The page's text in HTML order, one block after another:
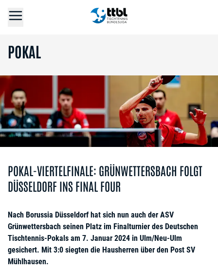
POKAL
POKAL-VIERTELFINALE: GRÜNWETTERSBACH FOLGT
DÜSSELDORF INS FINAL FOUR
Nach Borussia Düsseldorf hat sich nun auch der ASV
Grünwettersbach seinen Platz im Finalturnier des Deutschen
Tischtennis-Pokals am 7. Januar 2024 in Ulm/Neu-Ulm
gesichert. Mit 3:0 siegten die Hausherren über den Post SV
Mühlhausen.